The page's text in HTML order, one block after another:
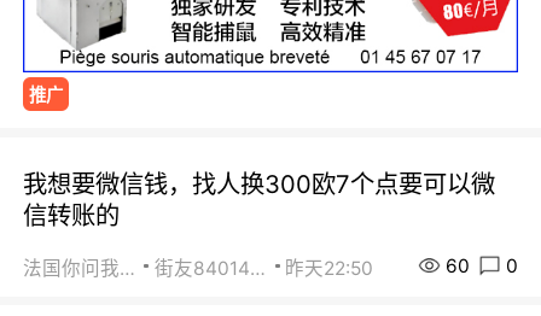
推广
我想要微信钱，找人换300欧7个点要可以微
信转账的
法国你问我答 街友84014588 昨天22:50 60 0